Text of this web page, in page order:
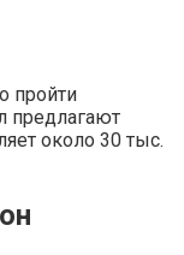
пройти
предлагают
около 30 тыс.